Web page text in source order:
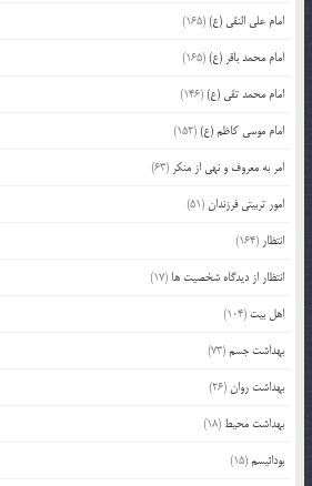
امام علی النقی (ع)(165)
امام محمد باقر (ع)(165)
امام محمد تقی (ع)(146)
امام موسی کاظم (ع)(152)
امر به معروف و نهی از منکر (63)
امور تربیتی فرزندان(51)
انتظار (164)
انتظار از دیدگاه شخصیت ها (17)
اهل بیت (104)
بهداشت جسم(73)
بهداشت روان(26)
بهداشت محیط (18)
بودائیسم(15)